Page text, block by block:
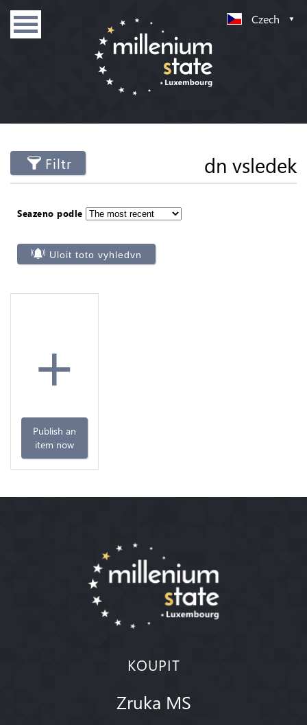
Czech
Filtr dn vsledek
Seazeno podle
Uloit toto vyhledvn
+
Publish an
item now
KOUPIT
Zruka MS